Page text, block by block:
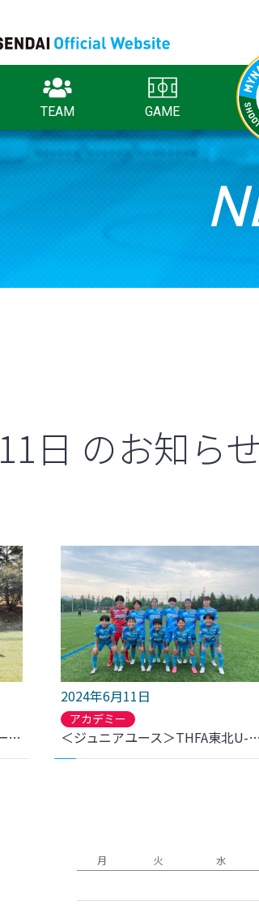
TEAM GAME
11日 のお知ら
＜ユース＞第6回 日本クラブユース女子サッカー東北大会(U-18)について
2024年6月11日
アカデミー
＜ジュニアユース＞THFA東北U-15女子サッカーリーグ 2024第4節 リベロ弘前SCフィオーレ戦 結果のお知らせ
月 火 水